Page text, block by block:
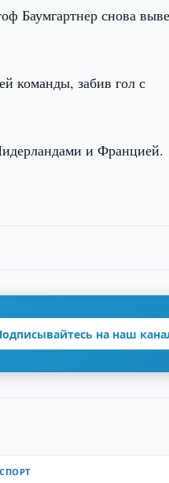
Баумгартнер снова
команды, забив гол с
и Францией.
на наш
СПОРТ